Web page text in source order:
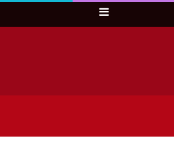
Sidebar